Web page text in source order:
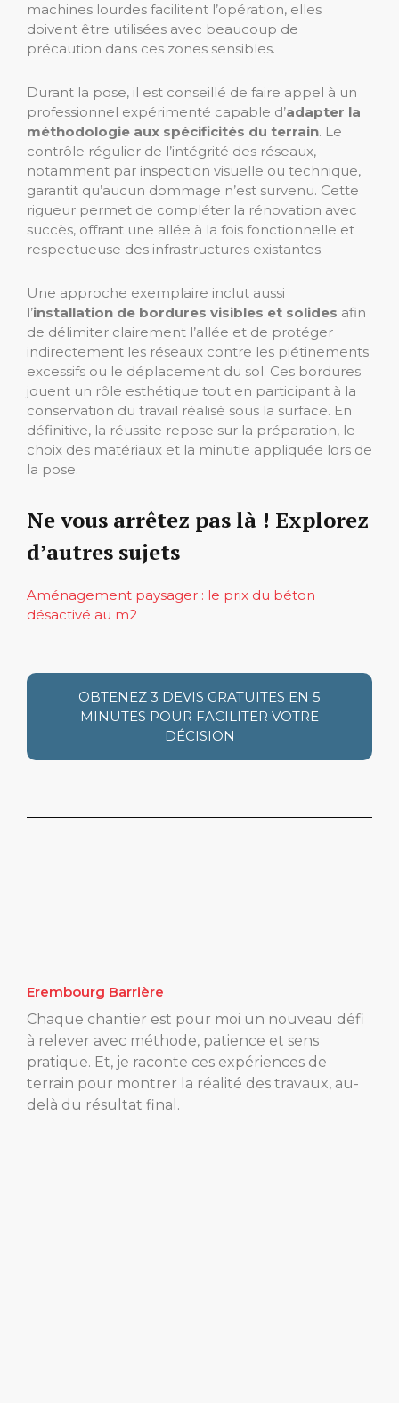
machines lourdes facilitent l’opération, elles
doivent être utilisées avec beaucoup de
précaution dans ces zones sensibles.
Durant la pose, il est conseillé de faire appel à un
professionnel expérimenté capable d’adapter la
méthodologie aux spécificités du terrain. Le
contrôle régulier de l’intégrité des réseaux,
notamment par inspection visuelle ou technique,
garantit qu’aucun dommage n’est survenu. Cette
rigueur permet de compléter la rénovation avec
succès, offrant une allée à la fois fonctionnelle et
respectueuse des infrastructures existantes.
Une approche exemplaire inclut aussi
l’installation de bordures visibles et solides afin
de délimiter clairement l’allée et de protéger
indirectement les réseaux contre les piétinements
excessifs ou le déplacement du sol. Ces bordures
jouent un rôle esthétique tout en participant à la
conservation du travail réalisé sous la surface. En
définitive, la réussite repose sur la préparation, le
choix des matériaux et la minutie appliquée lors de
la pose.
Ne vous arrêtez pas là ! Explorez
d’autres sujets
Aménagement paysager : le prix du béton
désactivé au m2
OBTENEZ 3 DEVIS GRATUITES EN 5
MINUTES POUR FACILITER VOTRE
DÉCISION
Erembourg Barrière
Chaque chantier est pour moi un nouveau défi
à relever avec méthode, patience et sens
pratique. Et, je raconte ces expériences de
terrain pour montrer la réalité des travaux, au-
delà du résultat final.